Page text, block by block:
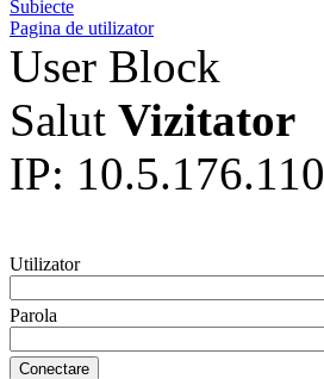
Subiecte
Pagina de utilizator
User Block
Salut Vizitator
IP: 10.5.176.110
Utilizator
Parola